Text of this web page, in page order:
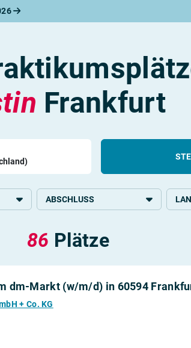
Frankfurt
ABSCHLUSS
86 Plätze
dm-Markt (w/m/d) in 60594
+ Co. KG